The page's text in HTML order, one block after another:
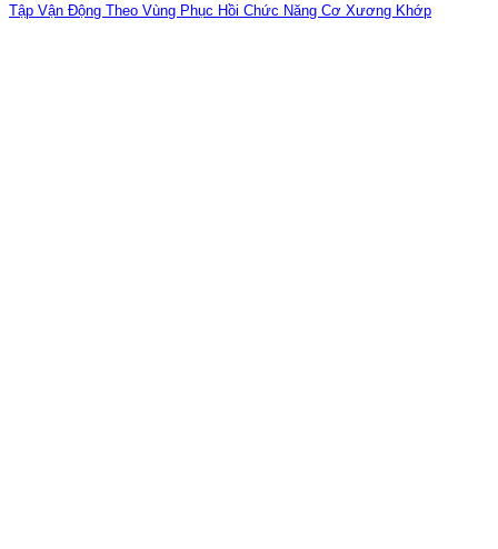
Tập Vận Động Theo Vùng Phục Hồi Chức Năng Cơ Xương Khớp